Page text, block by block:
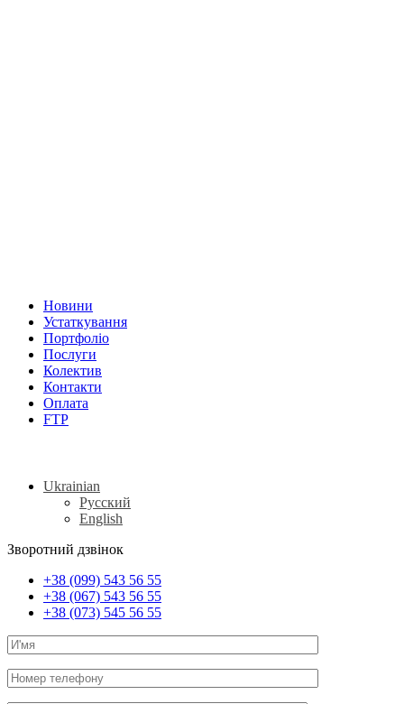
Новини
Устаткування
Портфоліо
Послуги
Колектив
Контакти
Оплата
FTP
Ukrainian
Русский
English
Зворотний дзвінок
+38 (099) 543 56 55
+38 (067) 543 56 55
+38 (073) 545 56 55